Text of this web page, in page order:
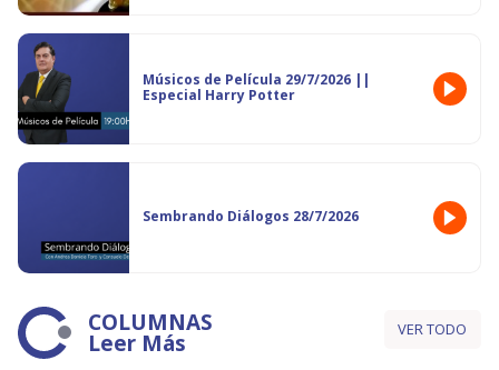
Músicos de Película 29/7/2026 ||
Especial Harry Potter
Sembrando Diálogos 28/7/2026
COLUMNAS
Leer Más VER TODO